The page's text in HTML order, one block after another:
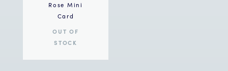
Rose Mini
Card
OUT OF
STOCK